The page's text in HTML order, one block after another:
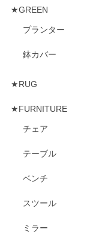
★GREEN
プランター
鉢カバー
★RUG
★FURNITURE
チェア
テーブル
ベンチ
スツール
ミラー